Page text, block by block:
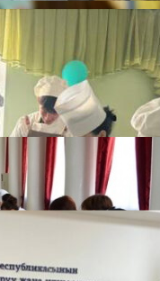
06.08.2026
КЫРГЫЗ
ОКУТУУ
06.08.2026
Абитуриент
ЖОЖДОРГО
27.07.2026
ӨЗҮҢДҮН
20.07.2026
ЖОЖДОРГО
20.07.2026